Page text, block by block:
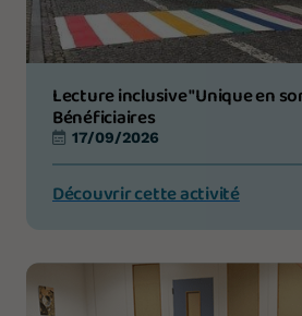
Lecture inclusive "Unique en
Bénéficiaires
17/09/2026
Découvrir cette activité